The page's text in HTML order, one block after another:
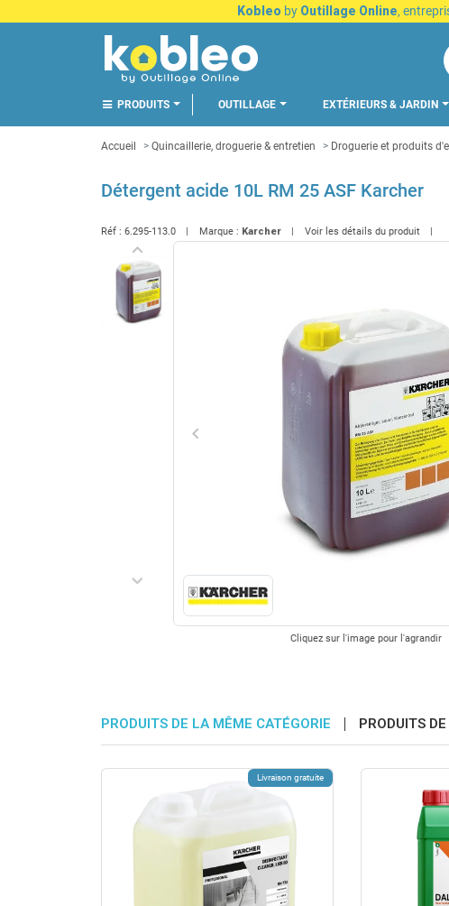
Kobleo by Outillage Online,
PRODUITS OUTILLAGE EXTÉRIEURS & JARDIN
Accueil Quincaillerie, droguerie & entretien Droguerie et produits
Détergent acide 10L RM 25 ASF Karcher
Réf : 6.295-113.0 Marque : Karcher Voir les détails du produit
Précédentkeyboard_arrow_left
keyboard_arrow_right
Précédent
keyboard_arrow_left
Cliquez sur l'image pour l'agrandir
PRODUITS DE LA MÊME CATÉGORIE PRODUITS
Livraison gratuite